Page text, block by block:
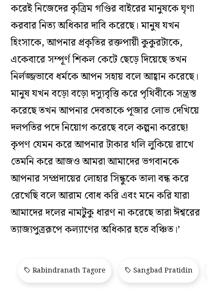
করেই নিজেদের কৃত্রিম গণ্ডির বাইরের মানুষকে ঘৃণা
করবার নিত্য অধিকার দাবি করেছে। মানুষ যখন
হিংসাকে, আপনার প্রকৃতির রক্তপায়ী কুকুরটাকে,
একেবারে সম্পূর্ণ শিকল কেটে ছেড়ে দিয়েছে তখন
নির্লজ্জভাবে ধর্মকে আপন সহায় বলে আহ্বান করেছে।
মানুষ যখন বড়ো বড়ো দস্যুবৃত্তি করে পৃথিবীকে সন্ত্রস্ত
করেছে তখন আপনার দেবতাকে পূজার লোভ দেখিয়ে
দলপতির পদে নিয়োগ করেছে বলে কল্পনা করেছে!
কৃপণ যেমন করে আপনার টাকার থলি লুকিয়ে রাখে
তেমনি করে আজও আমরা আমাদের ভগবানকে
আপনার সম্প্রদায়ের লোহার সিন্ধুকে তালা বন্ধ করে
রেখেছি বলে আরাম বোধ করি এবং মনে করি যারা
আমাদের দলের নামটুকু ধারণ না করেছে তারা ঈশ্বরের
ত্যাজ্যপুত্ররূপে কল্যাণের অধিকার হতে বঞ্চিত।’
Rabindranath Tagore Sangbad Pratidin